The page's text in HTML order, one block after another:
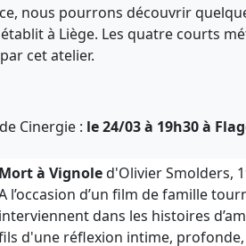
nous pourrons découvrir
établit à Liège. Les quatre courts
cet atelier.
Cinergie : le 24/03 à 19h30 à
Mort à Vignoled'Olivier Smolders,
l’occasion d’un film de famille
interviennent dans les histoires
d'une réflexion intime,